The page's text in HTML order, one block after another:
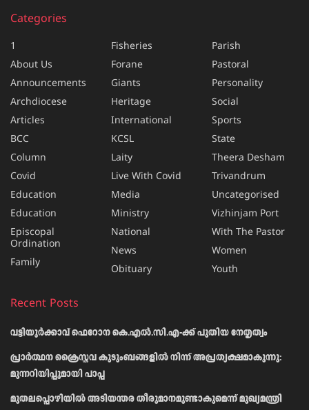
Categories
1
About Us
Announcements
Archdiocese
Articles
BCC
Column
Covid
Education
Education
Episcopal
Ordination
Family
Fisheries
Forane
Giants
Heritage
International
KCSL
Laity
Live With Covid
Media
Ministry
National
News
Obituary
Parish
Pastoral
Personality
Social
Sports
State
Theera Desham
Trivandrum
Uncategorised
Vizhinjam Port
With The Pastor
Women
Youth
Recent Posts
വട്ടിയൂർക്കാവ് ഫെറോന കെ.എൽ.സി.എ-ക്ക് പുതിയ നേതൃത്വം
പ്രാര്‍ത്ഥന ക്രൈസ്തവ കുടുംബങ്ങളില്‍ നിന്ന് അപ്രത്യക്ഷമാകുന്നു:
മുന്നറിയിപ്പുമായി പാപ്പ
മുതലപ്പൊഴിയിൽ അടിയന്തര തീരുമാനമുണ്ടാകുമെന്ന് മുഖ്യമന്ത്രി